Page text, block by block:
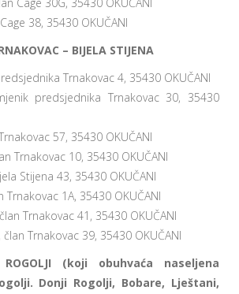
38, 35430 OKUČANI
– BIJELA STIJENA
Trnakovac 4, 35430 OKUČANI
predsjednika Trnakovac 30, 35430
57, 35430 OKUČANI
Trnakovac 10, 35430 OKUČANI
Stijena 43, 35430 OKUČANI
1A, 35430 OKUČANI
Trnakovac 41, 35430 OKUČANI
Trnakovac 39, 35430 OKUČANI
ROGOLJI (koji obuhvaća naseljena
Donji Rogolji, Bobare, Lještani,